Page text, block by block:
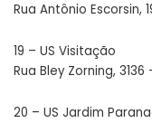
Rua Antônio Escorsin,
19 – US Visitação
Rua Bley Zorning,
20 – US Jardim